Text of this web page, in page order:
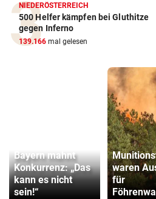
NIEDERÖSTERREICH
500 Helfer kämpfen bei Gluthitze
gegen Inferno
139.166 mal gelesen
Bayern mahnt
Konkurrenz: „Das
kann es nicht
sein!“
waren
für